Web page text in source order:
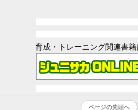
育成・トレーニング関連書
ページの先頭へ